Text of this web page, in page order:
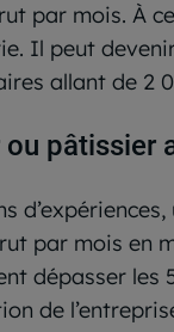
par mois. À
Il peut
allant de 2
pâtissier
d’expériences,
par mois en
dépasser
de